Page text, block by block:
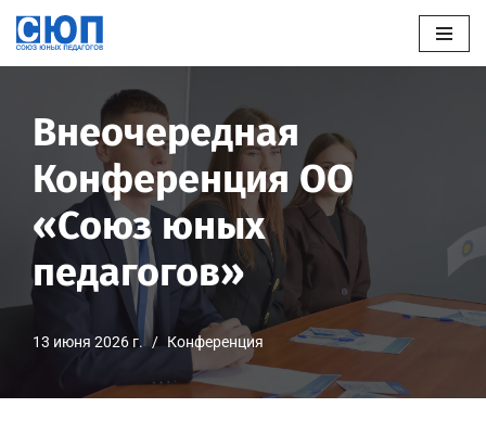
содержимому
Внеочередная
Конференция ОО
«Союз юных
педагогов»
13 июня 2026 г. Конференция